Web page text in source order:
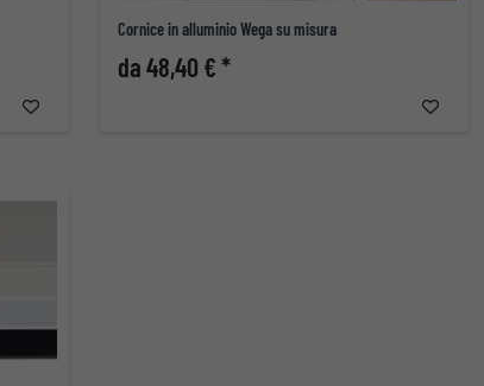
Cornice in alluminio Wega su misura
da 48,40 € *